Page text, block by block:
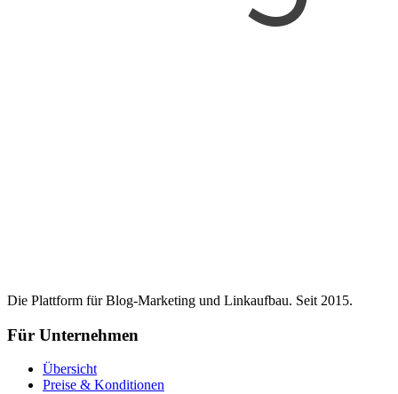
Die Plattform für Blog-Marketing und Linkaufbau. Seit 2015.
Für Unternehmen
Übersicht
Preise & Konditionen